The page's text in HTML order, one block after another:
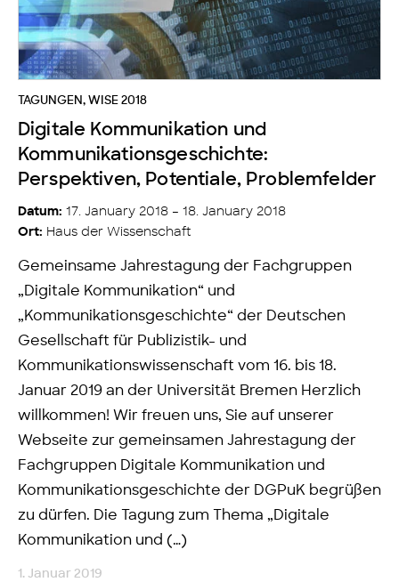
TAGUNGEN, WISE 2018
Digitale Kommunikation und
Kommunikationsgeschichte:
Perspektiven, Potentiale, Problemfelder
Datum: 17. January 2018 – 18. January 2018
Ort: Haus der Wissenschaft
Gemeinsame Jahrestagung der Fachgruppen
„Digitale Kommunikation“ und
„Kommunikationsgeschichte“ der Deutschen
Gesellschaft für Publizistik- und
Kommunikationswissenschaft vom 16. bis 18.
Januar 2019 an der Universität Bremen Herzlich
willkommen! Wir freuen uns, Sie auf unserer
Webseite zur gemeinsamen Jahrestagung der
Fachgruppen Digitale Kommunikation und
Kommunikationsgeschichte der DGPuK begrüßen
zu dürfen. Die Tagung zum Thema „Digitale
Kommunikation und (…)
1. Januar 2019